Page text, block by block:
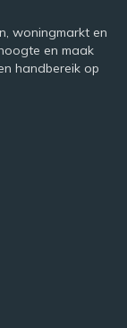
woningmarkt en
en maak
handbereik op